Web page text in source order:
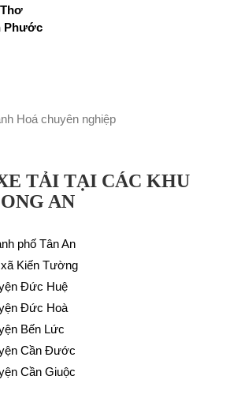
Phước
TẢI TẠI CÁC KHU
AN
phố Tân An
Kiến Tường
Đức Huệ
Đức Hoà
Bến Lức
Cần Đước
Cần Giuộc